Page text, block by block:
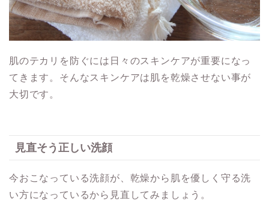
肌のテカリを防ぐには日々のスキンケアが重要になっ
てきます。そんなスキンケアは肌を乾燥させない事が
大切です。
見直そう正しい洗顔
今おこなっている洗顔が、乾燥から肌を優しく守る洗
い方になっているから見直してみましょう。